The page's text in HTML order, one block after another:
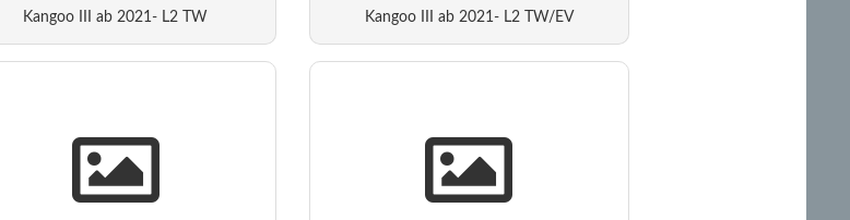
Kangoo III ab 2021- L2 TW Kangoo III ab 2021- L2 TW/EV